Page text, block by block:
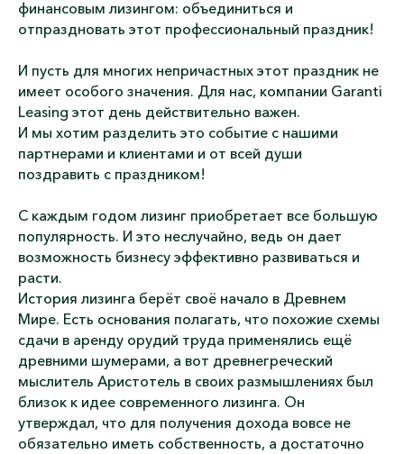
финансовым лизингом: объединиться и
отпраздновать этот профессиональный праздник!
И пусть для многих непричастных этот праздник не
имеет особого значения. Для нас, компании Garanti
Leasing этот день действительно важен.
И мы хотим разделить это событие с нашими
партнерами и клиентами и от всей души
поздравить с праздником!
С каждым годом лизинг приобретает все большую
популярность. И это неслучайно, ведь он дает
возможность бизнесу эффективно развиваться и
расти.
История лизинга берёт своё начало в Древнем
Мире. Есть основания полагать, что похожие схемы
сдачи в аренду орудий труда применялись ещё
древними шумерами, а вот древнегреческий
мыслитель Аристотель в своих размышлениях был
близок к идее современного лизинга. Он
утверждал, что для получения дохода вовсе не
обязательно иметь собственность, а достаточно